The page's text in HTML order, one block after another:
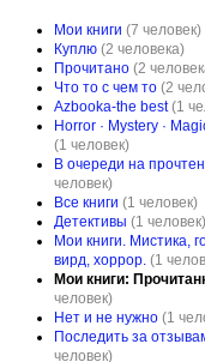
Мои книги (7 человек)
Куплю (2 человека)
Прочитано (2
Что то с чем то (2
Azbooka-the best (1
Horror · Mystery ·
(1 человек)
В очереди на
человек)
Все книги (1 человек)
Детективы (1 человек)
Мои книги. Мистика,
вирд, хоррор. (1
Мои книги:
человек)
Нет и не нужно (1
Последить за
человек)